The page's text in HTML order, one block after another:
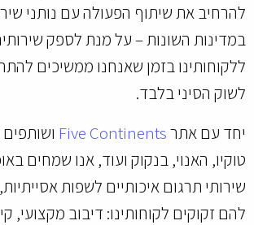
להרחיב את שיתוף הפעולה עם נותני
במדינות השונות – על מנת לספק
ללקוחותינו בזמן שאנחנו ממשיכים
לשוק הסיני בלבד.
יחד עם אתרFive Continents
טוקיו, האנוי, בנקוק ועוד, אנו שמחים
שירותי תרגום איכותיים לשפות
להם זקוקים לקוחותינו: דיבוב מקצועי,